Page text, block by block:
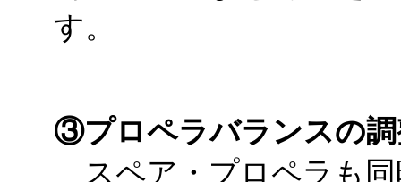
す。
③プロペラバランスの
スペア・プロペラも同